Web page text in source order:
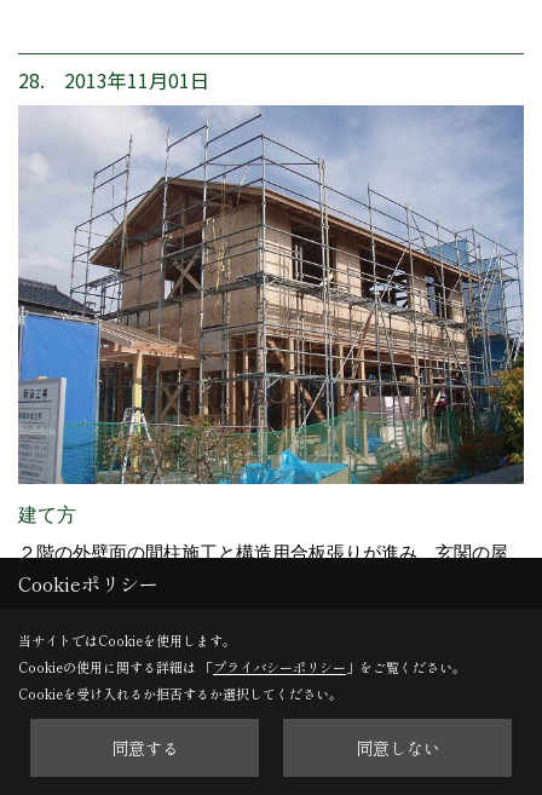
28. 2013年11月01日
建て方
２階の外壁面の間柱施工と構造用合板張りが進み、玄関の屋
根施工に取り掛かっています。
29. 2013年11月01日
Cookieポリシー
当サイトではCookieを使用します。
Cookieの使用に関する詳細は 「プライバシーポリシー 」をご覧ください。
Cookieを受け入れるか拒否するか選択してください。
同意する 同意しない